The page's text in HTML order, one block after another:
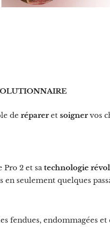
de répareret soignervos
Pro 2 et sa technologie
seulement quelques
fendues, endommagées